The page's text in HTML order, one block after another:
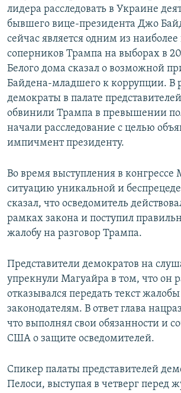
лидера расследовать в Украине
бывшего вице-президента Джо
сейчас является одним из
соперников Трампа на выборах в
Белого дома сказал о возможной
Байдена-младшего к коррупции. В
демократы в палате
обвинили Трампа в превышении
начали расследование с целью
импичмент президенту.
Во время выступления в конгрессе
ситуацию уникальной и
сказал, что осведомитель
рамках закона и поступил
жалобу на разговор Трампа.
Представители демократов на
упрекнули Магуайра в том, что он
отказывался передать текст
законодателям. В ответ глава
что выполнял свои обязанности и
США о защите осведомителей.
Спикер палаты представителей
Пелоси, выступая в четверг перед